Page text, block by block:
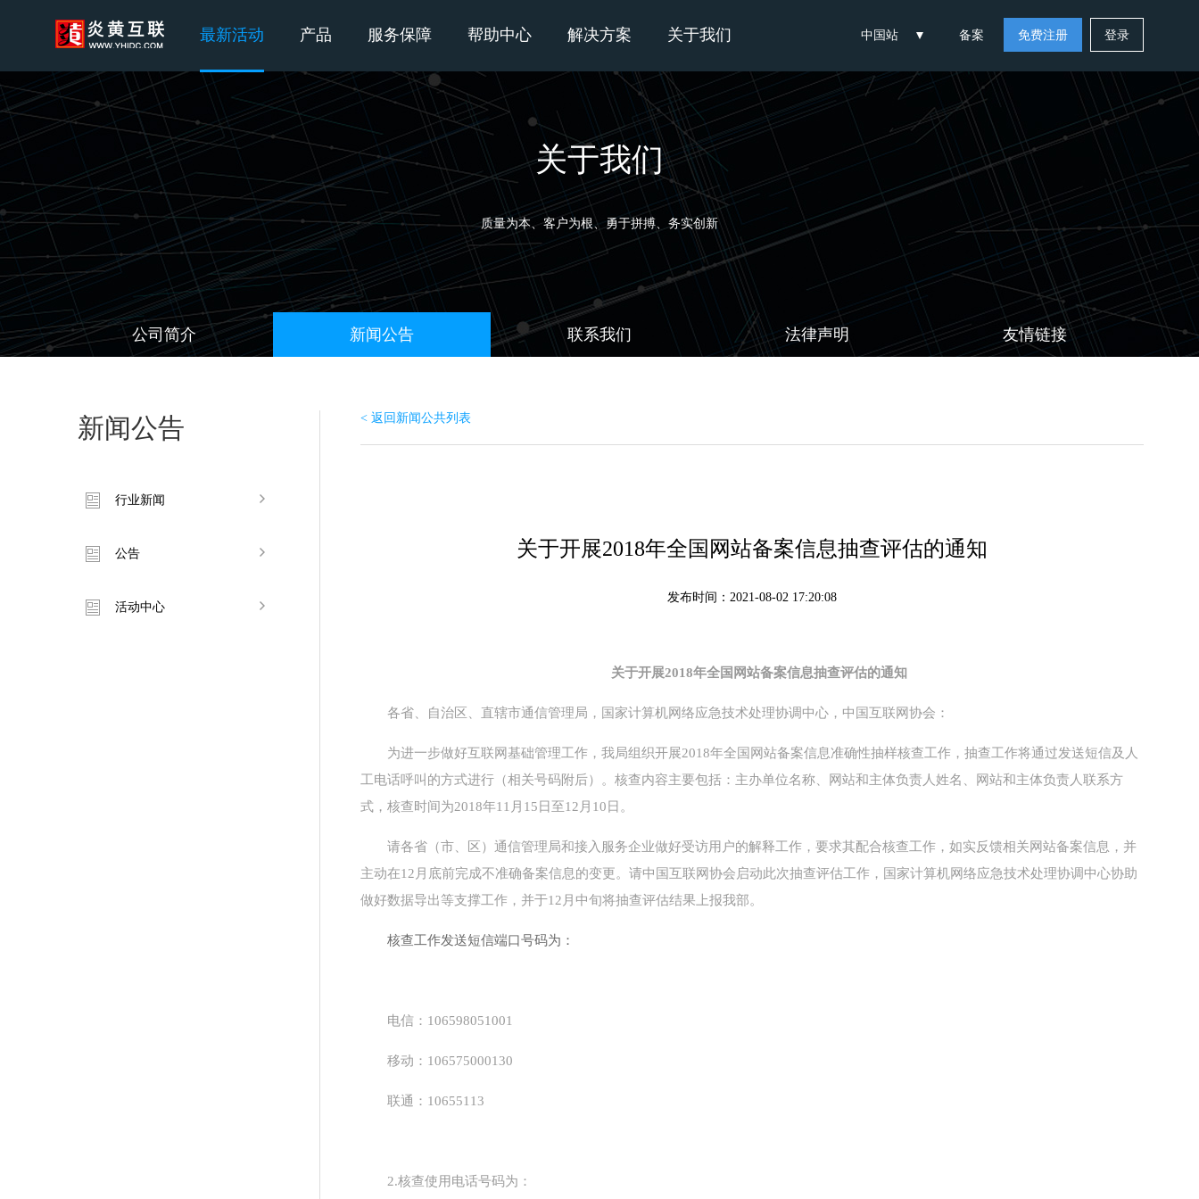
最新活动 产品 服务保障 帮助中心 解决方案 关于我们 中国站 备案 免费注册 登录
关于我们
质量为本、客户为根、勇于拼搏、务实创新
公司简介 新闻公告 联系我们 法律声明 友情链接
新闻公告
行业新闻
公告
活动中心
< 返回新闻公共列表
关于开展2018年全国网站备案信息抽查评估的通知
发布时间：2021-08-02 17:20:08
关于开展2018年全国网站备案信息抽查评估的通知
各省、自治区、直辖市通信管理局，国家计算机网络应急技术处理协调中心，中国互联网协会：
为进一步做好互联网基础管理工作，我局组织开展2018年全国网站备案信息准确性抽样核查工作，抽查工作将通过发送短信及人
工电话呼叫的方式进行（相关号码附后）。核查内容主要包括：主办单位名称、网站和主体负责人姓名、网站和主体负责人联系方
式，核查时间为2018年11月15日至12月10日。
请各省（市、区）通信管理局和接入服务企业做好受访用户的解释工作，要求其配合核查工作，如实反馈相关网站备案信息，并
主动在12月底前完成不准确备案信息的变更。请中国互联网协会启动此次抽查评估工作，国家计算机网络应急技术处理协调中心协助
做好数据导出等支撑工作，并于12月中旬将抽查评估结果上报我部。
核查工作发送短信端口号码为：
电信：106598051001
移动：106575000130
联通：10655113
2.核查使用电话号码为：